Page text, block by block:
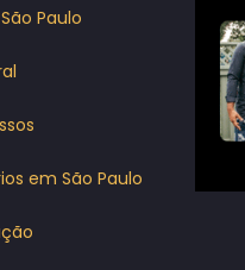
Paulo
em São Paulo